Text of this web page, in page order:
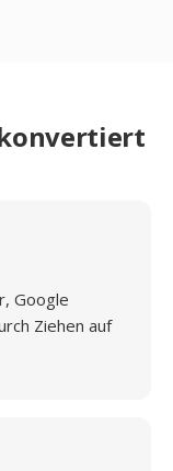
konvertiert
Google
Ziehen auf